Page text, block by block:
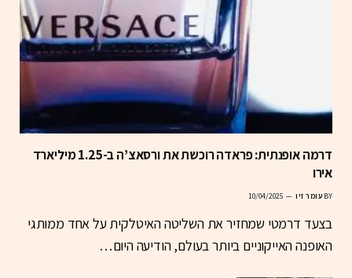
דרמה אופנתית: פראדה רוכשת את ורסאצ’ה ב-1.25 מיליארד
אירו
BY עומר זיו 10/04/2025
בצעד דרמטי שמחזיר את השליטה האיטלקית על אחד ממותגי
האופנה האייקוניים ביותר בעולם, הודיעה היום…